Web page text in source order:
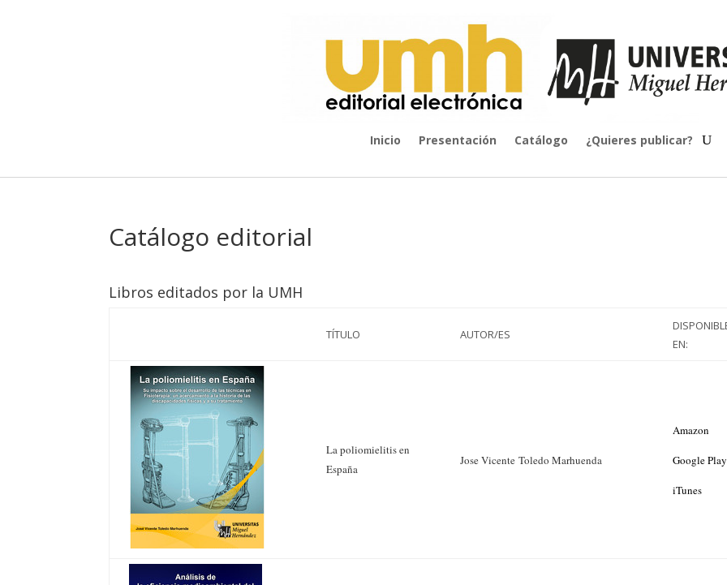
Inicio Presentación Catálogo ¿Quieres publicar?
Catálogo editorial
Libros editados por la UMH
TÍTULO AUTOR/ES
EN:
La poliomielitis en
España
Jose Vicente Toledo Marhuenda
Amazon
Google Play
iTunes